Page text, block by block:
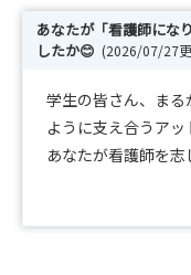
あなたが「看護師にな
したか😊 (2026/07/27
学生の皆さん、ま
ように支え合うアッ
あなたが看護師を
先輩職員たちと共